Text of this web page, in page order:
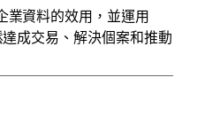
業資料的效用，並運用
成交易、解決個案和推動